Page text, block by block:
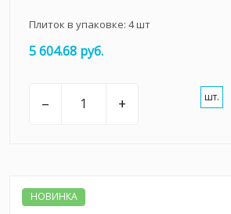
Плиток в упаковке: 4шт
5 604.68 руб.
– + шт.
НОВИНКА